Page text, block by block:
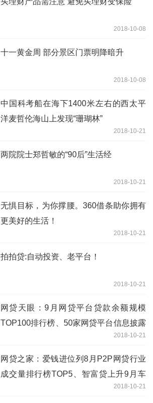
2018-10-08
十一黄金周 部分景区门票明降暗升
2018-10-08
中国科考船在海下1400米左右的西太平
洋麦哲伦海山上发现“珊瑚林”
2018-10-21
两院院士郑哲敏的“90后”生活经
2018-10-21
无惧目标，为你撑腰。360借条助你拥有
更美好的生活！
2018-10-21
拍拍贷:自动投资、老平台！
2018-10-21
网贷天眼：9月网贷平台贷款余额规模
TOP100排行榜、50家网贷平台信息披露
2018-10-21
网贷之家：爱钱进位列8月P2P网贷行业
成交量排行榜TOP5、智富贷上升9月车
2018-10-21